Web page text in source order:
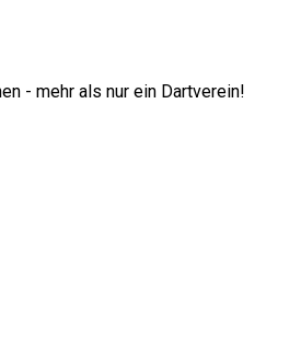
- mehr als nur ein Dartverein!